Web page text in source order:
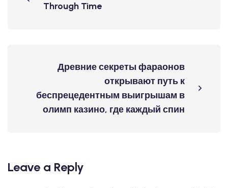
Through Time
Древние секреты фараонов
открывают путь к
беспрецедентным выигрышам в
олимп казино, где каждый спин
Leave a Reply